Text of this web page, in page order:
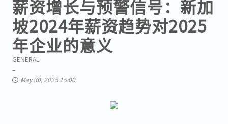
薪资增长与预警信号：新加
坡2024年薪资趋势对2025
年企业的意义
GENERAL
May 30, 2025 15:00